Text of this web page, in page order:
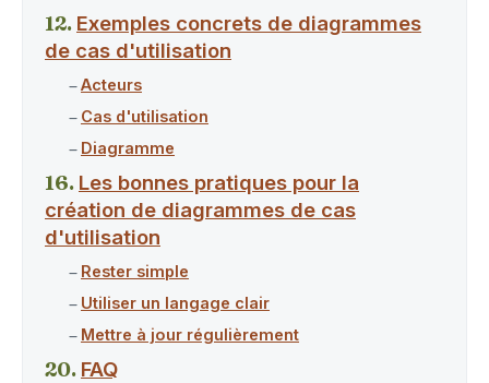
Exemples concrets de diagrammes
de cas d'utilisation
Acteurs
Cas d'utilisation
Diagramme
Les bonnes pratiques pour la
création de diagrammes de cas
d'utilisation
Rester simple
Utiliser un langage clair
Mettre à jour régulièrement
FAQ